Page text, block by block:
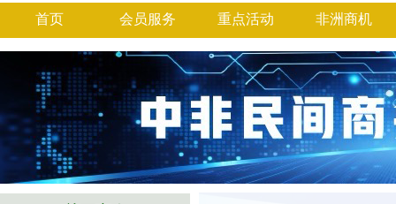
首页 会员服务 重点活动 非洲商机